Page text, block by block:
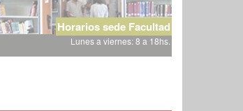
Horarios sede Facultad
Lunes a viernes: 8 a 18hs.